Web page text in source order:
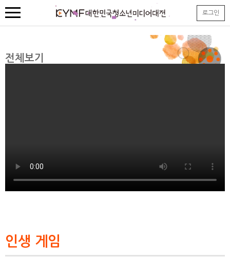
로그인
전체보기
인생 게임